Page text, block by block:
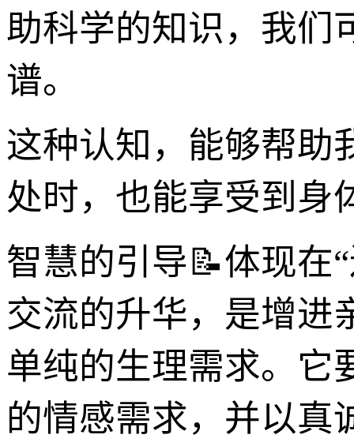
助科学的知识，我们
谱。
这种认知，能够帮助
处时，也能享受到身
智慧的引导📝体现在
交流的升华，是增进
单纯的生理需求。它
的情感需求，并以真